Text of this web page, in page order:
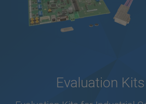
Evaluation Kits